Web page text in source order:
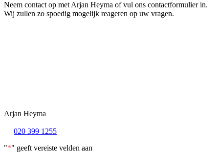
Neem contact op met Arjan Heyma of vul ons contactformulier in.
Wij zullen zo spoedig mogelijk reageren op uw vragen.
Arjan Heyma
020 399 1255
"*" geeft vereiste velden aan